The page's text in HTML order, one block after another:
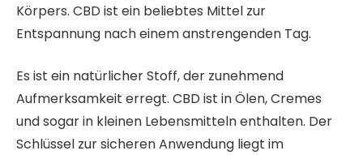
Körpers. CBD ist ein beliebtes Mittel zur
Entspannung nach einem anstrengenden Tag.
Es ist ein natürlicher Stoff, der zunehmend
Aufmerksamkeit erregt. CBD ist in Ölen, Cremes
und sogar in kleinen Lebensmitteln enthalten. Der
Schlüssel zur sicheren Anwendung liegt im